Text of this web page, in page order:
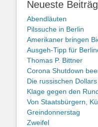
Neueste
Abendläuten
Pilssuche in Berlin
Amerikaner bringen
Ausgeh-Tipp für
Thomas P. Bittner
Corona Shutdown
Die russischen Dollars
Klage gegen den
Von Staatsbürgern,
Greindonnerstag
Zweifel